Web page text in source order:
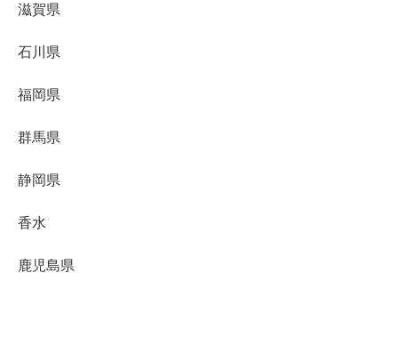
滋賀県
石川県
福岡県
群馬県
静岡県
香水
鹿児島県